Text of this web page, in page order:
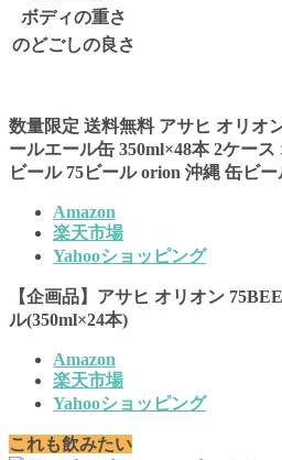
ボディの重さ
のどごしの良さ
数量限定 送料無料 アサヒ オリオ
ールエール缶 350ml×48本 2ケー
ビール 75ビール orion 沖縄 缶ビ
Amazon
楽天市場
Yahooショッピング
【企画品】アサヒ オリオン
ル(350ml×24本)
Amazon
楽天市場
Yahooショッピング
これも飲みたい